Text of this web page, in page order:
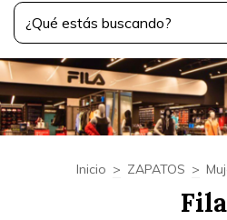
Inicio > ZAPATOS >
Fila